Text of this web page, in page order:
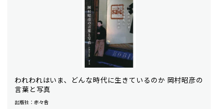
われわれはいま、どんな時代に生きているのか 岡村昭彦の
言葉と写真
出版社：赤々舎